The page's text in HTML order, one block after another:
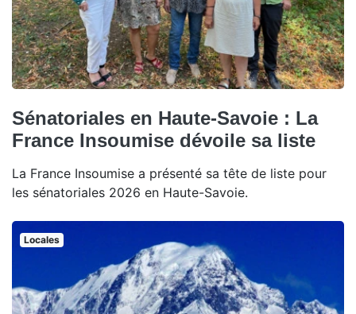
Sénatoriales en Haute-Savoie : La
France Insoumise dévoile sa liste
La France Insoumise a présenté sa tête de liste pour
les sénatoriales 2026 en Haute-Savoie.
Locales